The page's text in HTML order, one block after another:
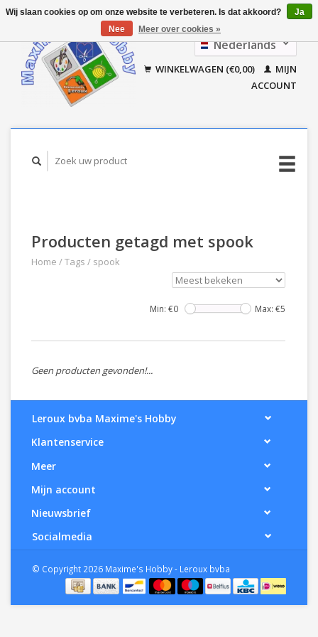
Nederlands
Français
WINKELWAGEN (€0,00)
MIJN
ACCOUNT
Producten getagd met spook
Home /Tags / spook
Min: €0 Max: €5
Geen producten gevonden!...
Leroux bvba Maxime's Hobby
Klantenservice
Meer
Mijn account
Nieuwsbrief
Socialmedia
© Copyright 2026 Maxime's Hobby - Leroux bvba
Wij slaan cookies op om onze website te verbeteren. Is dat akkoord?
Ja
Nee
Meer over cookies »